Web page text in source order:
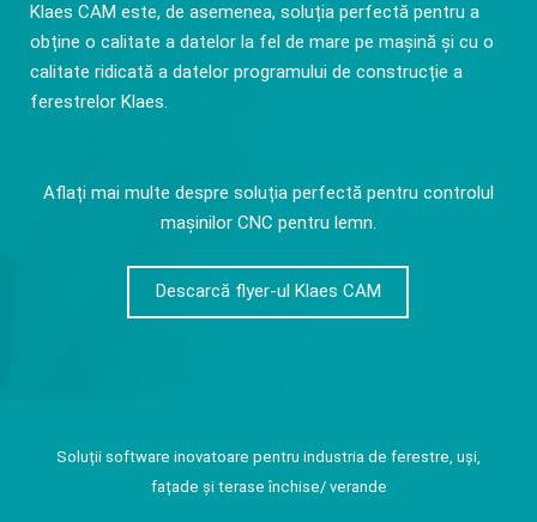
Klaes CAM este, de asemenea, soluția perfectă pentru a
obține o calitate a datelor la fel de mare pe mașină și cu o
calitate ridicată a datelor programului de construcție a
ferestrelor Klaes.
Aflați mai multe despre soluția perfectă pentru controlul
mașinilor CNC pentru lemn.
Descarcă flyer-ul Klaes CAM
Soluții software inovatoare pentru industria de ferestre, uși,
fațade și terase închise/ verande